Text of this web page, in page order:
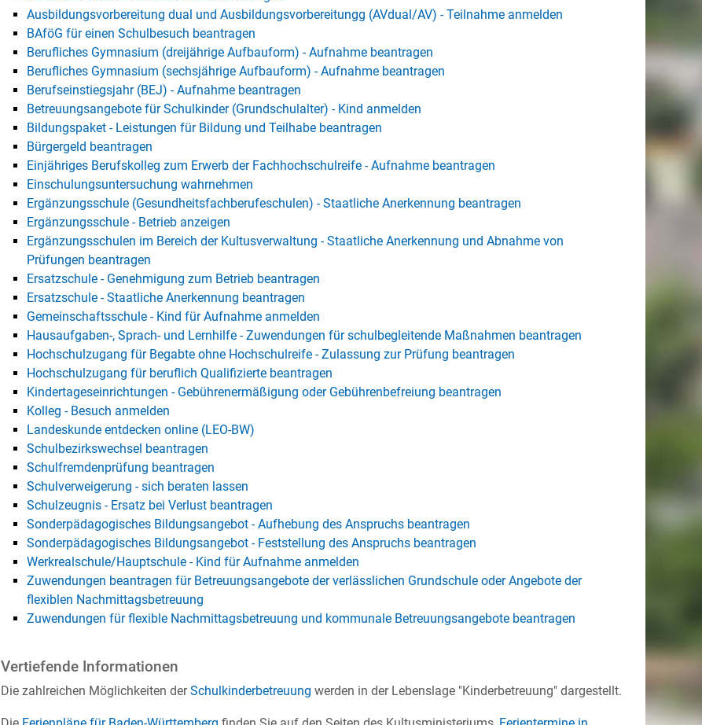
Vertiefende Informationen
Die zahlreichen Möglichkeiten derSchulkinderbetreuung werden in der Lebenslage "Kinderbetreuung" dargestellt.
Ausbildungsvorbereitung dual und Ausbildungsvorbereitungg (AVdual/AV) - Teilnahme anmelden
BAföG für einen Schulbesuch beantragen
Berufliches Gymnasium (dreijährige Aufbauform) - Aufnahme beantragen
Berufliches Gymnasium (sechsjährige Aufbauform) - Aufnahme beantragen
Berufseinstiegsjahr (BEJ) - Aufnahme beantragen
Betreuungsangebote für Schulkinder (Grundschulalter) - Kind anmelden
Bildungspaket - Leistungen für Bildung und Teilhabe beantragen
Bürgergeld beantragen
Einjähriges Berufskolleg zum Erwerb der Fachhochschulreife - Aufnahme beantragen
Einschulungsuntersuchung wahrnehmen
Ergänzungsschule (Gesundheitsfachberufeschulen) - Staatliche Anerkennung beantragen
Ergänzungsschule - Betrieb anzeigen
Ergänzungsschulen im Bereich der Kultusverwaltung - Staatliche Anerkennung und Abnahme von
Prüfungen beantragen
Ersatzschule - Genehmigung zum Betrieb beantragen
Ersatzschule - Staatliche Anerkennung beantragen
Gemeinschaftsschule - Kind für Aufnahme anmelden
Hausaufgaben-, Sprach- und Lernhilfe - Zuwendungen für schulbegleitende Maßnahmen beantragen
Hochschulzugang für Begabte ohne Hochschulreife - Zulassung zur Prüfung beantragen
Hochschulzugang für beruflich Qualifizierte beantragen
Kindertageseinrichtungen - Gebührenermäßigung oder Gebührenbefreiung beantragen
Kolleg - Besuch anmelden
Landeskunde entdecken online (LEO-BW)
Schulbezirkswechsel beantragen
Schulfremdenprüfung beantragen
Schulverweigerung - sich beraten lassen
Schulzeugnis - Ersatz bei Verlust beantragen
Sonderpädagogisches Bildungsangebot - Aufhebung des Anspruchs beantragen
Sonderpädagogisches Bildungsangebot - Feststellung des Anspruchs beantragen
Werkrealschule/Hauptschule - Kind für Aufnahme anmelden
Zuwendungen beantragen für Betreuungsangebote der verlässlichen Grundschule oder Angebote der
flexiblen Nachmittagsbetreuung
Zuwendungen für flexible Nachmittagsbetreuung und kommunale Betreuungsangebote beantragen